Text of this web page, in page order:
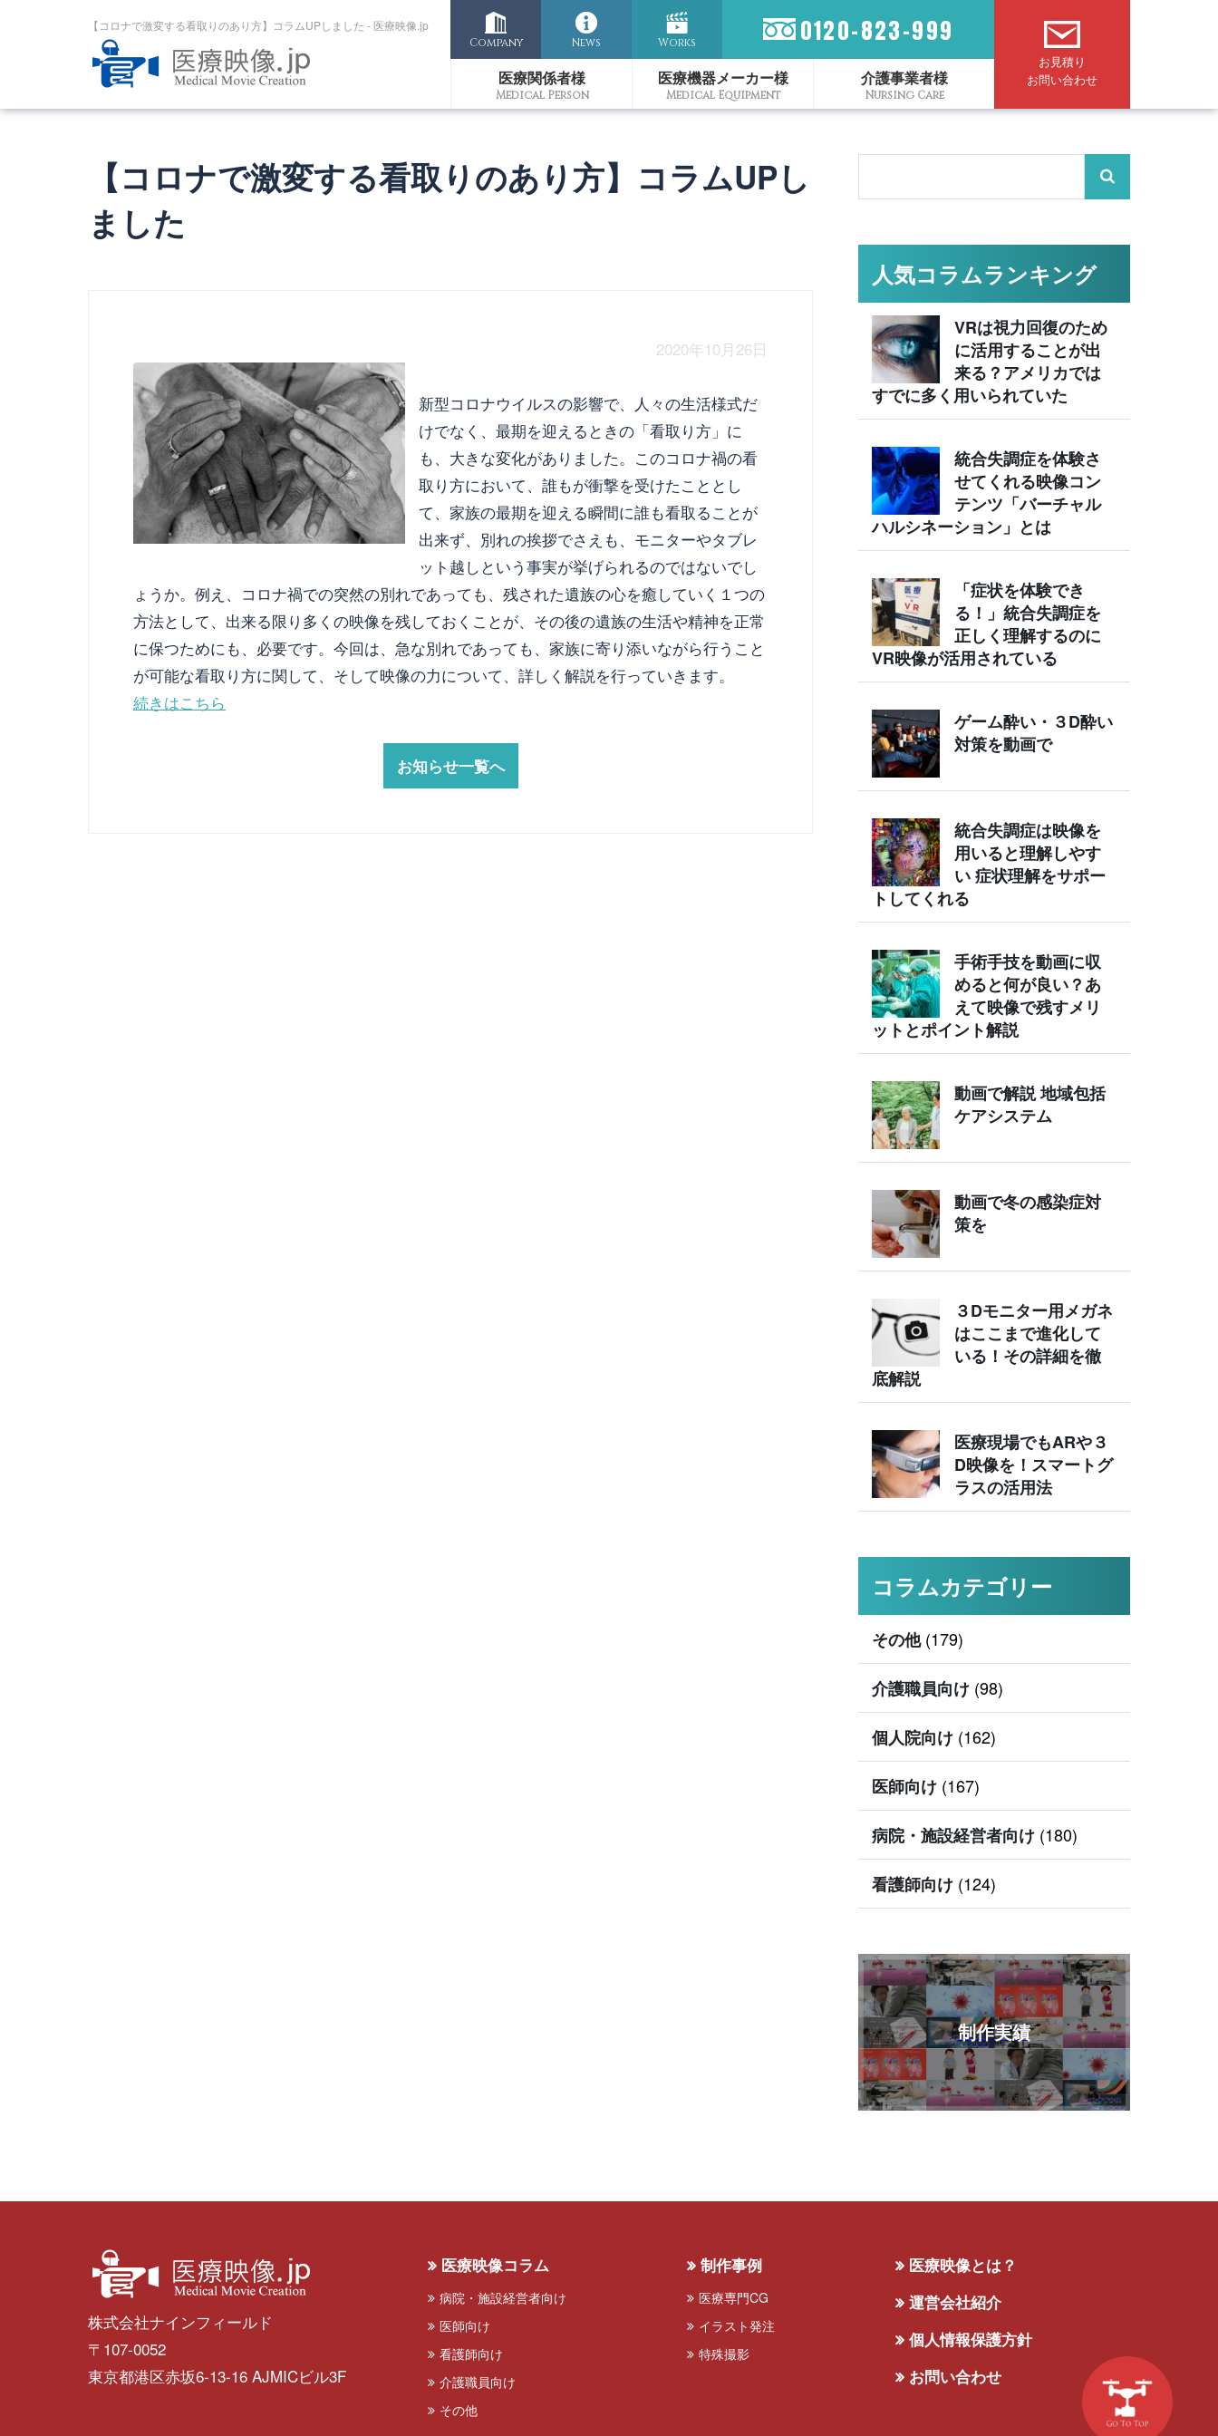
【コロナで激変する看取りのあり方】コラムUPしました - 医療映像.jp 0120-823-999
お見積り
お問い合わせ
Company News Works
医療関係者様 医療機器メーカー様 介護事業者様
【コロナで激変する看取りのあり方】コラムUPし
ました
2020年10月26日
新型コロナウイルスの影響で、人々の生活様式だ
けでなく、最期を迎えるときの「看取り方」に
も、大きな変化がありました。このコロナ禍の看
取り方において、誰もが衝撃を受けたこととし
て、家族の最期を迎える瞬間に誰も看取ることが
出来ず、別れの挨拶でさえも、モニターやタブレ
ット越しという事実が挙げられるのではないでし
ょうか。例え、コロナ禍での突然の別れであっても、残された遺族の心を癒していく１つの
方法として、出来る限り多くの映像を残しておくことが、その後の遺族の生活や精神を正常
に保つためにも、必要です。今回は、急な別れであっても、家族に寄り添いながら行うこと
が可能な看取り方に関して、そして映像の力について、詳しく解説を行っていきます。
続きはこちら
お知らせ一覧へ
人気コラムランキング
VRは視力回復のため
に活用することが出
来る？アメリカでは
すでに多く用いられていた
統合失調症を体験さ
せてくれる映像コン
テンツ「バーチャル
ハルシネーション」とは
「症状を体験でき
る！」統合失調症を
正しく理解するのに
VR映像が活用されている
ゲーム酔い・３D酔い
対策を動画で
統合失調症は映像を
用いると理解しやす
い 症状理解をサポー
トしてくれる
手術手技を動画に収
めると何が良い？あ
えて映像で残すメリ
ットとポイント解説
動画で解説 地域包括
ケアシステム
動画で冬の感染症対
策を
３Dモニター用メガネ
はここまで進化して
いる！その詳細を徹
底解説
医療現場でもARや３
D映像を！スマートグ
ラスの活用法
コラムカテゴリー
その他(179)
介護職員向け (98)
個人院向け (162)
医師向け (167)
病院・施設経営者向け (180)
看護師向け (124)
制作実績
株式会社ナインフィールド
〒107-0052
東京都港区赤坂6-13-16 AJMICビル3F
医療映像コラム
病院・施設経営者向け
医師向け
看護師向け
介護職員向け
その他
制作事例
医療専門CG
イラスト発注
特殊撮影
医療映像とは？
運営会社紹介
個人情報保護方針
お問い合わせ